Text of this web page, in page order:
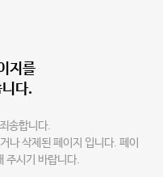
지를
다.
송합니다.
나 삭제된 페이지 입니다. 페이
주시기 바랍니다.